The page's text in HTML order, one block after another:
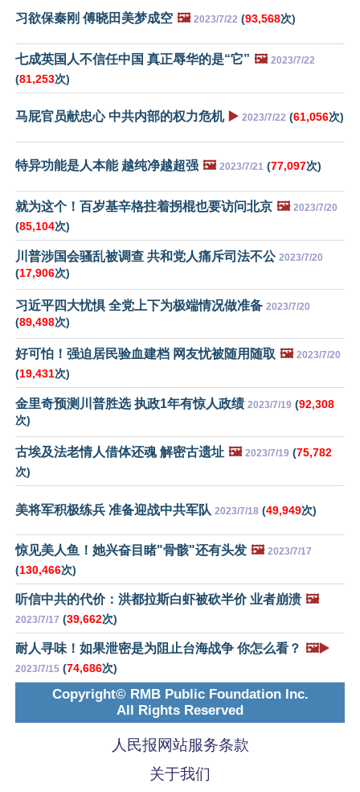
习欲保秦刚 傅晓田美梦成空 🖼️ 2023/7/22 (93,568次)
七成英国人不信任中国 真正辱华的是“它” 🖼️ 2023/7/22
(81,253次)
马屁官员献忠心 中共内部的权力危机 ▶️ 2023/7/22 (61,056次)
特异功能是人本能 越纯净越超强 🖼️ 2023/7/21 (77,097次)
就为这个！百岁基辛格拄着拐棍也要访问北京 🖼️ 2023/7/20
(85,104次)
川普涉国会骚乱被调查 共和党人痛斥司法不公 2023/7/20
(17,906次)
习近平四大忧惧 全党上下为极端情况做准备 2023/7/20
(89,498次)
好可怕！强迫居民验血建档 网友忧被随用随取 🖼️ 2023/7/20
(19,431次)
金里奇预测川普胜选 执政1年有惊人政绩 2023/7/19 (92,308
次)
古埃及法老情人借体还魂 解密古遗址 🖼️ 2023/7/19 (75,782
次)
美将军积极练兵 准备迎战中共军队 2023/7/18 (49,949次)
惊见美人鱼！她兴奋目睹"骨骸"还有头发 🖼️ 2023/7/17
(130,466次)
听信中共的代价：洪都拉斯白虾被砍半价 业者崩溃 🖼️
2023/7/17 (39,662次)
耐人寻味！如果泄密是为阻止台海战争 你怎么看？ 🖼️▶️
2023/7/15 (74,686次)
Copyright© RMB Public Foundation Inc.
All Rights Reserved
人民报网站服务条款
关于我们